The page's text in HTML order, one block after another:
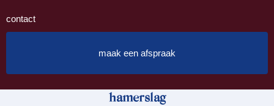
contact
maak een afspraak
hamerslag